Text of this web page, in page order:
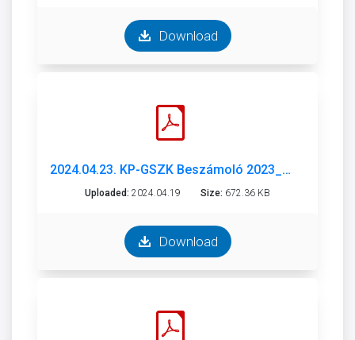
Download
2024.04.23. KP-GSZK Beszámoló 2023_.pdf
Uploaded: 2024.04.19 Size: 672.36 KB
Download